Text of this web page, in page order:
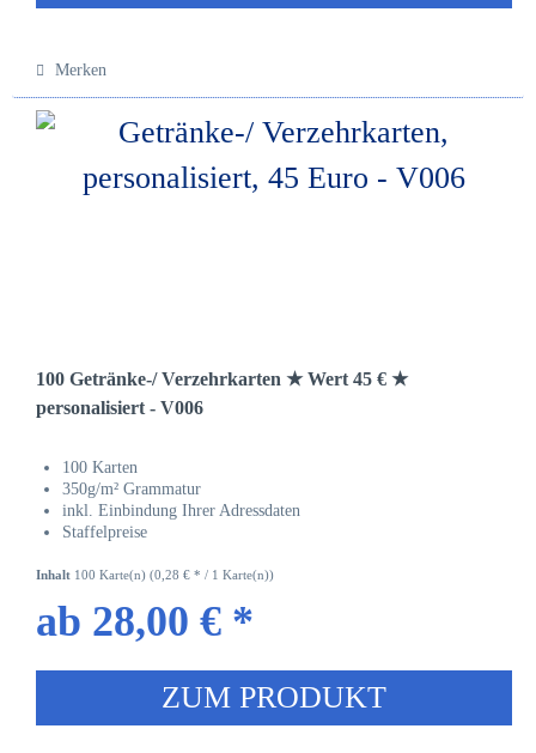
Merken
100 Getränke-/ Verzehrkarten ★ Wert 45 € ★
personalisiert - V006
100 Karten
350g/m² Grammatur
inkl. Einbindung Ihrer Adressdaten
Staffelpreise
Inhalt 100 Karte(n) (0,28 € * / 1 Karte(n))
ab 28,00 € *
ZUM PRODUKT